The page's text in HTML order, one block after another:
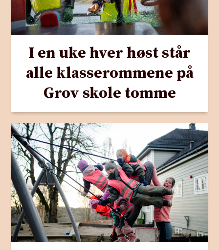
I en uke hver høst står
alle klasserommene på
Grov skole tomme